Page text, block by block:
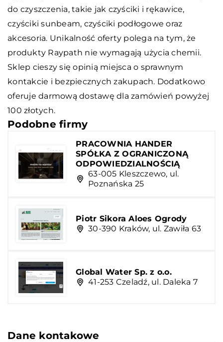
do czyszczenia, takie jak czyściki i rękawice,
czyściki sunbeam, czyściki podłogowe oraz
akcesoria. Unikalność oferty polega na tym, że
produkty Raypath nie wymagają użycia chemii.
Sklep cieszy się opinią miejsca o sprawnym
kontakcie i bezpiecznych zakupach. Dodatkowo
oferuje darmową dostawę dla zamówień powyżej
100 złotych.
Podobne firmy
PRACOWNIA HANDER
SPÓŁKA Z OGRANICZONĄ
ODPOWIEDZIALNOŚCIĄ
63-005 Kleszczewo, ul.
Poznańska 25
Piotr Sikora Aloes Ogrody
30-390 Kraków, ul. Zawiła 63
Global Water Sp. z o.o.
41-253 Czeladź, ul. Daleka 7
Dane kontakowe